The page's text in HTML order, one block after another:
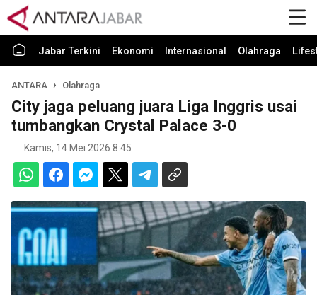
Jabar Terkini Ekonomi Internasional Olahraga
ANTARA Olahraga
City jaga peluang juara Liga Inggris usai
tumbangkan Crystal Palace 3-0
Kamis, 14 Mei 2026 8:45